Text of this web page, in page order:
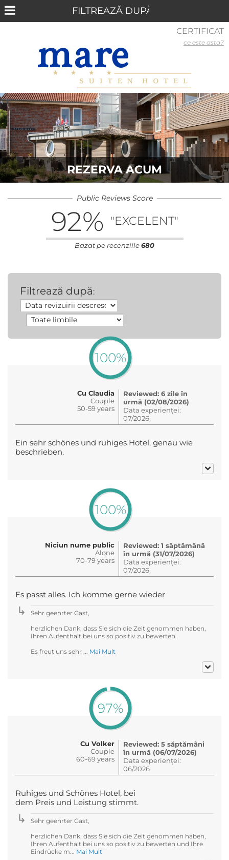
REZERVA ACUM
Public Reviews Score
92% "EXCELENT"
Bazat pe recenziile680
Filtrează după:
100%
Cu Claudia
Couple
50-59 years
Reviewed: 6 zile în
urmă (02/08/2026)
Data experienței:
07/2026
Ein sehr schönes und ruhiges Hotel, genau wie
beschrieben.
100%
Niciun nume public
Alone
70-79 years
Reviewed: 1 săptămână
în urmă (31/07/2026)
Data experienței:
07/2026
Es passt alles. Ich komme gerne wieder
Sehr geehrter Gast,
herzlichen Dank, dass Sie sich die Zeit genommen haben,
Ihren Aufenthalt bei uns so positiv zu bewerten.
Es freut uns sehr ... Mai Mult
97%
Cu Volker
Couple
60-69 years
Reviewed: 5 săptămâni
în urmă (06/07/2026)
Data experienței:
06/2026
Ruhiges und Schönes Hotel, bei
dem Preis und Leistung stimmt.
Sehr geehrter Gast,
herzlichen Dank, dass Sie sich die Zeit genommen haben,
Ihren Aufenthalt bei uns so positiv zu bewerten und Ihre
Eindrücke m... Mai Mult
CERTIFICAT
ce este asta?